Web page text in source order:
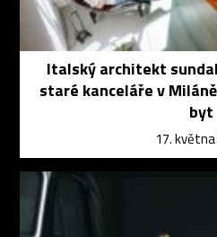
Italský architekt
staré kanceláře v
byt
17.